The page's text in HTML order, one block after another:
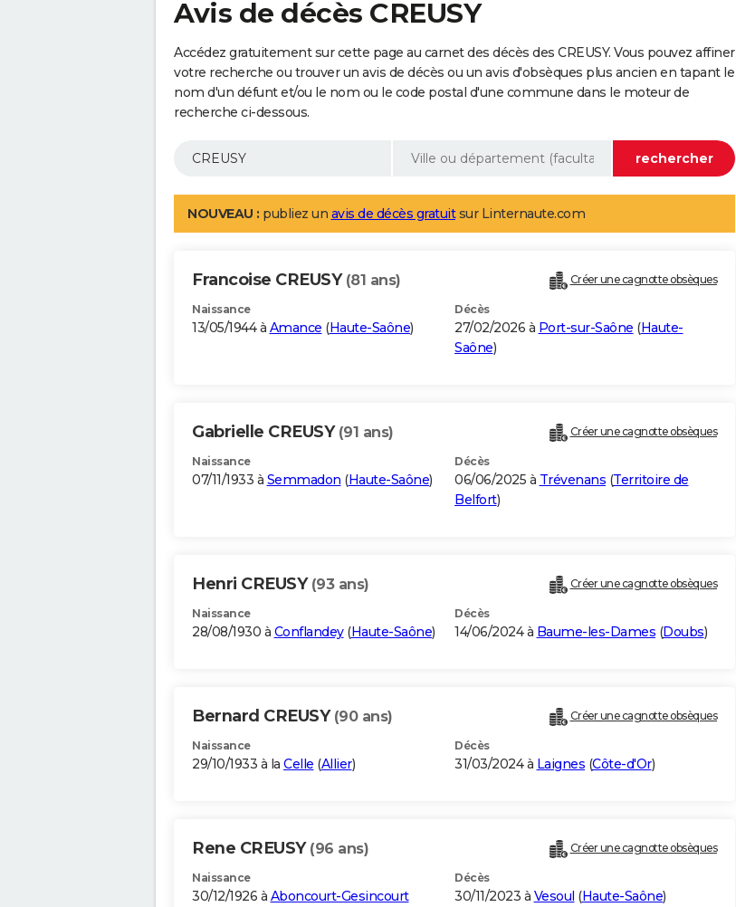
Avis de décès CREUSY
Accédez gratuitement sur cette page au carnet des décès des CREUSY. Vous pouvez affiner
votre recherche ou trouver un avis de décès ou un avis d'obsèques plus ancien en tapant le
nom d'un défunt et/ou le nom ou le code postal d'une commune dans le moteur de
recherche ci-dessous.
NOUVEAU : publiez un avis de décès gratuitsur Linternaute.com
Francoise CREUSY (81 ans) Créer une cagnotte obsèques
Naissance
13/05/1944 à Amance (Haute-Saône)
Décès
27/02/2026 à Port-sur-Saône (Haute-
Saône)
Gabrielle CREUSY (91 ans) Créer une cagnotte obsèques
Naissance
07/11/1933 à Semmadon (Haute-Saône)
Décès
06/06/2025 à Trévenans (Territoire de
Belfort)
Henri CREUSY (93 ans) Créer une cagnotte obsèques
Naissance
28/08/1930 à Conflandey(Haute-Saône)
Décès
14/06/2024 à Baume-les-Dames (Doubs)
Bernard CREUSY (90 ans) Créer une cagnotte obsèques
Naissance
29/10/1933 à la Celle (Allier)
Décès
31/03/2024 à Laignes (Côte-d'Or)
Rene CREUSY (96 ans) Créer une cagnotte obsèques
Naissance
30/12/1926 à Aboncourt-Gesincourt
Décès
30/11/2023 à Vesoul (Haute-Saône)